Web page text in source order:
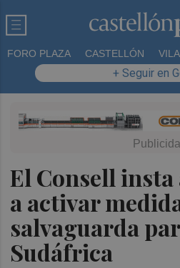
FORO PLAZA CASTELLÓN
+ Seguir en
El Consell
a activar
salvaguarda
Sudáfrica